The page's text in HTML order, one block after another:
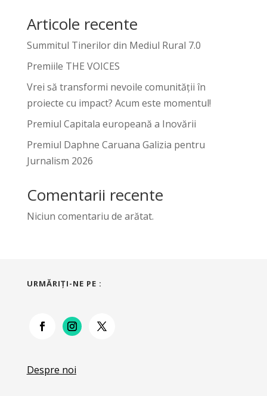
Articole recente
Summitul Tinerilor din Mediul Rural 7.0
Premiile THE VOICES
Vrei să transformi nevoile comunității în
proiecte cu impact? Acum este momentul!
Premiul Capitala europeană a Inovării
Premiul Daphne Caruana Galizia pentru
Jurnalism 2026
Comentarii recente
Niciun comentariu de arătat.
URMĂRIŢI-NE PE :
Despre noi